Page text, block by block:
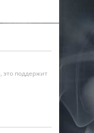
поддержит